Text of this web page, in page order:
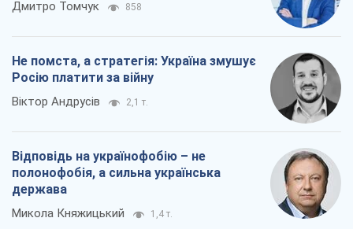
Дмитро Томчук 858
Не помста, а стратегія: Україна змушує
Росію платити за війну
Віктор Андрусів 2,1 т.
Відповідь на українофобію – не
полонофобія, а сильна українська
держава
Микола Княжицький 1,4 т.